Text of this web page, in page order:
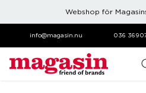
Webshop för
info@magasin.nu 036